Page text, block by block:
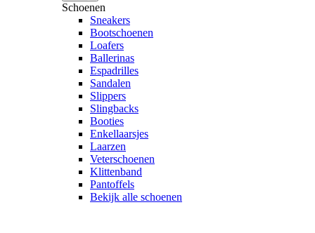
Schoenen
Sneakers
Bootschoenen
Loafers
Ballerinas
Espadrilles
Sandalen
Slippers
Slingbacks
Booties
Enkellaarsjes
Laarzen
Veterschoenen
Klittenband
Pantoffels
Bekijk alle schoenen